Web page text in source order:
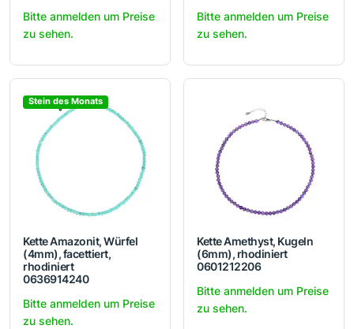
Bitte anmelden um Preise
zu sehen.
Bitte anmelden um Preise
zu sehen.
Stein des Monats
Kette Amazonit, Würfel
(4mm), facettiert,
rhodiniert
0636914240
Bitte anmelden um Preise
zu sehen.
Kette Amethyst, Kugeln
(6mm), rhodiniert
0601212206
Bitte anmelden um Preise
zu sehen.